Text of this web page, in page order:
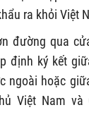
ra khỏi Việt
đường qua
định ký kết
ngoài hoặc
Việt Nam và